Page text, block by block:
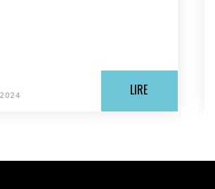
LIRE